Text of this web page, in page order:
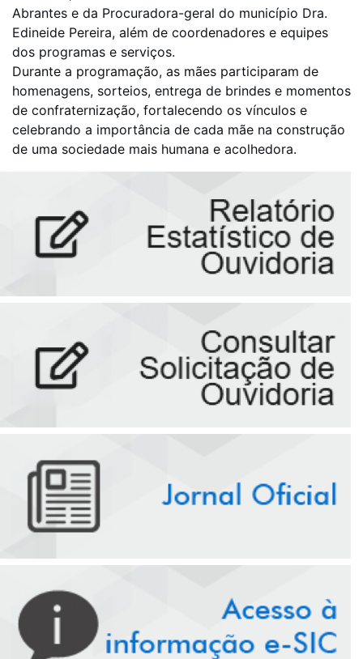
Abrantes e da Procuradora-geral do município Dra.
Edineide Pereira, além de coordenadores e equipes
dos programas e serviços.
Durante a programação, as mães participaram de
homenagens, sorteios, entrega de brindes e momentos
de confraternização, fortalecendo os vínculos e
celebrando a importância de cada mãe na construção
de uma sociedade mais humana e acolhedora.